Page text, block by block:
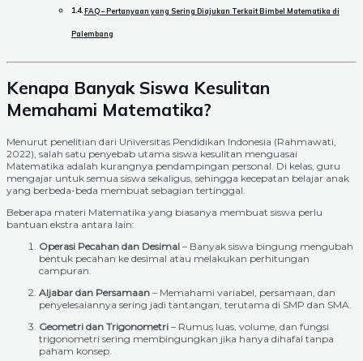
FAQ – Pertanyaan yang Sering Diajukan Terkait Bimbel Matematika di
Palembang
Kenapa Banyak Siswa Kesulitan
Memahami Matematika?
Menurut penelitian dari Universitas Pendidikan Indonesia (Rahmawati,
2022), salah satu penyebab utama siswa kesulitan menguasai
Matematika adalah kurangnya pendampingan personal. Di kelas, guru
mengajar untuk semua siswa sekaligus, sehingga kecepatan belajar anak
yang berbeda-beda membuat sebagian tertinggal.
Beberapa materi Matematika yang biasanya membuat siswa perlu
bantuan ekstra antara lain:
Operasi Pecahan dan Desimal – Banyak siswa bingung mengubah
bentuk pecahan ke desimal atau melakukan perhitungan
campuran.
Aljabar dan Persamaan – Memahami variabel, persamaan, dan
penyelesaiannya sering jadi tantangan, terutama di SMP dan SMA.
Geometri dan Trigonometri – Rumus luas, volume, dan fungsi
trigonometri sering membingungkan jika hanya dihafal tanpa
paham konsep.